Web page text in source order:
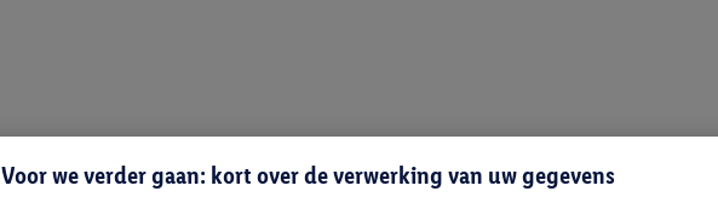
Voor we verder gaan: kort over de verwerking van uw gegevens